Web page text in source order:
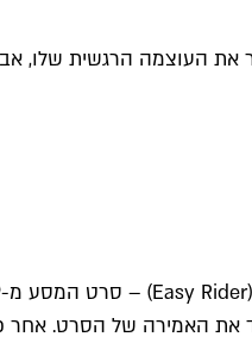
העוצמה הרגשית שלו,
את האמירה של הסרט. אחר